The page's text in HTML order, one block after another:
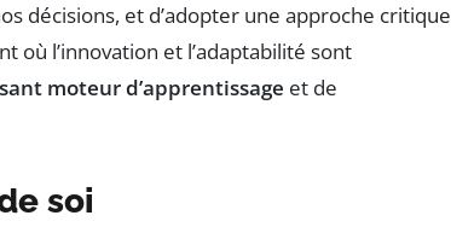
décisions, et d’adopter une approche critique
où l’innovation et l’adaptabilité sont
moteur d’apprentissage et de
soi